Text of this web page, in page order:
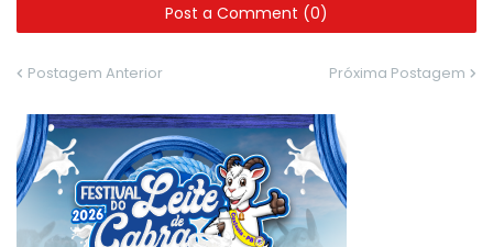
Post a Comment (0)
Postagem Anterior Próxima Postagem